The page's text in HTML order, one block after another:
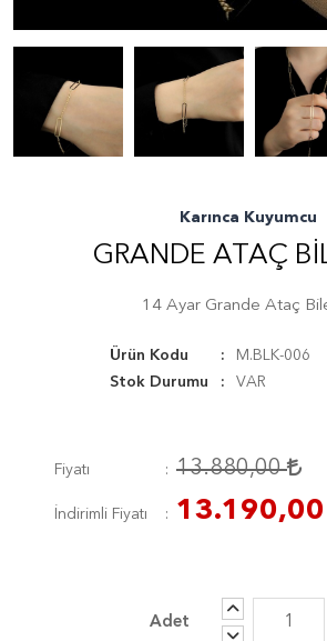
Karınca Kuyumcu
GRANDE ATAÇ
14 Ayar Grande Ataç
Ürün Kodu
M.BLK-006
Stok Durumu
VAR
Fiyatı 13.880,00
İndirimli Fiyatı